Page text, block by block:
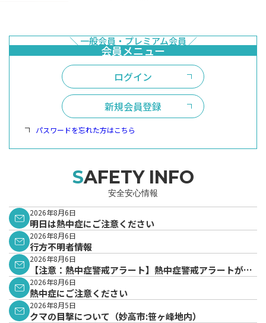
ログイン
新規会員登録
パスワードを忘れた方はこちら
SAFETY INFO
安全安心情報
2026年8月6日
明日は熱中症にご注意ください
2026年8月6日
行方不明者情報
2026年8月6日
【注意：熱中症警戒アラート】熱中症警戒アラートが発
表されています。
2026年8月6日
熱中症にご注意ください
2026年8月5日
クマの目撃について（妙高市:笹ヶ峰地内）